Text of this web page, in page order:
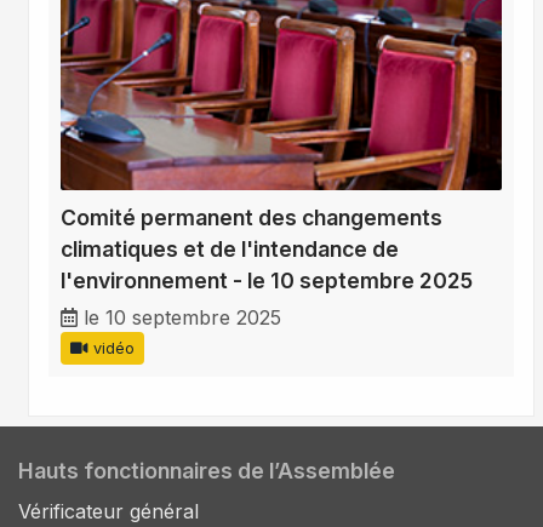
Comité permanent des changements
climatiques et de l'intendance de
l'environnement - le 10 septembre 2025
le 10 septembre 2025
vidéo
Hauts fonctionnaires de l’Assemblée
Vérificateur général